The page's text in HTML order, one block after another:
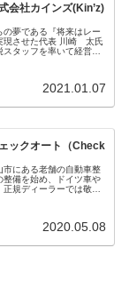
会社カインズ(Kin’z)
夢である『将来はレー
現させた代表 川崎 太氏
タッフを率いて経営す
2021.01.07
ックオート（Check
市にある老舗の自動車整
整備を始め、ドイツ車や
規ディーラーでは敬遠
2020.05.08